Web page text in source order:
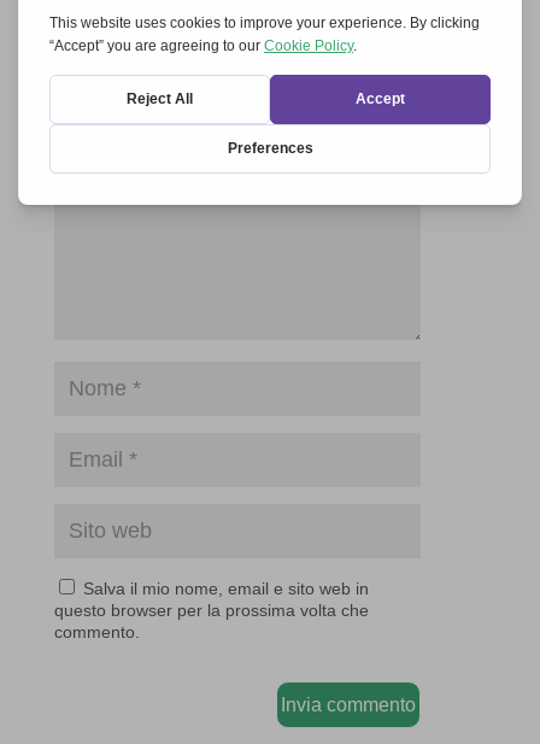
Invia un commento
campi obbligatori sono contrassegnati
Salva il mio nome, email e sito web in
questo browser per la prossima volta che
commento.
Invia commento